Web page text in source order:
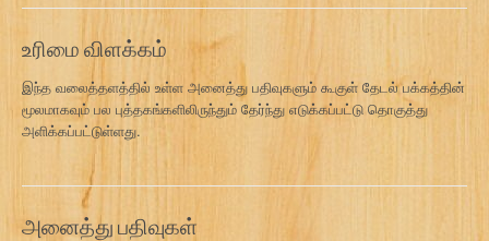
உரிமை விளக்கம்
இந்த வலைத்தளத்தில் உள்ள அனைத்து பதிவுகளும் கூகுள் தேடல் பக்கத்தின்
மூலமாகவும் பல புத்தகங்களிலிருந்தும் தேர்ந்து எடுக்கப்பட்டு தொகுத்து
அளிக்கப்பட்டுள்ளது.
அனைத்து பதிவுகள்